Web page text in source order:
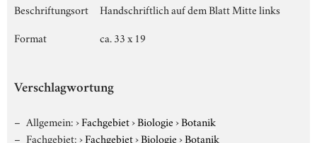
Beschriftungsort
Handschriftlich auf dem Blatt Mitte links
Format
ca. 33 x 19
Verschlagwortung
Allgemein:›Fachgebiet›Biologie›Botanik
Fachgebiet:›Fachgebiet›Biologie›Botanik